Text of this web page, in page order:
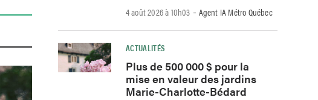
4 août 2026 à 10h03 -Agent IA Métro Québec
ACTUALITÉS
Plus de 500 000 $ pour la
mise en valeur des jardins
Marie-Charlotte-Bédard